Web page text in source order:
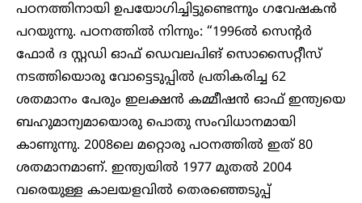
പഠനത്തിനായി ഉപയോഗിച്ചിട്ടുണ്ടെന്നും ഗവേഷകൻ
പറയുന്നു. പഠനത്തിൽ നിന്നും: “1996ൽ സെന്റർ
ഫോർ ദ സ്റ്റഡി ഓഫ് ഡെവലപിങ് സൊസൈറ്റീസ്
നടത്തിയൊരു വോട്ടെടുപ്പിൽ പ്രതികരിച്ച 62
ശതമാനം പേരും ഇലക്ഷൻ കമ്മീഷൻ ഓഫ് ഇന്ത്യയെ
ബഹുമാന്യമായൊരു പൊതു സംവിധാനമായി
കാണുന്നു. 2008ലെ മറ്റൊരു പഠനത്തിൽ ഇത് 80
ശതമാനമാണ്. ഇന്ത്യയിൽ 1977 മുതൽ 2004
വരെയുള്ള കാലയളവിൽ തെരഞ്ഞെടുപ്പ്